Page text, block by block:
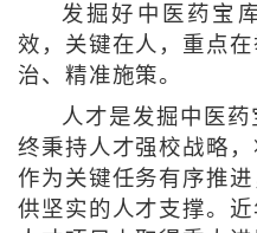
发掘好中医药宝
效，关键在人，重点
治、精准施策。
人才是发掘中医
终秉持人才强校战略
作为关键任务有序推
供坚实的人才支撑。